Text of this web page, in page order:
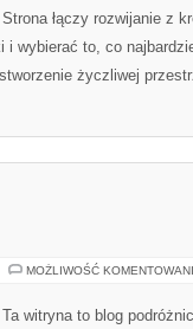
Strona łączy rozwijanie z
wybierać to, co
życzliwej
MOŻLIWOŚĆ
Ta witryna to blog